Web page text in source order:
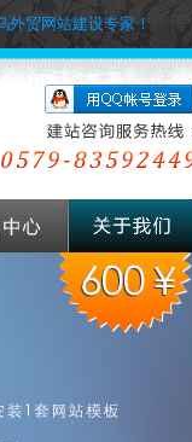
外贸网站建设专家！